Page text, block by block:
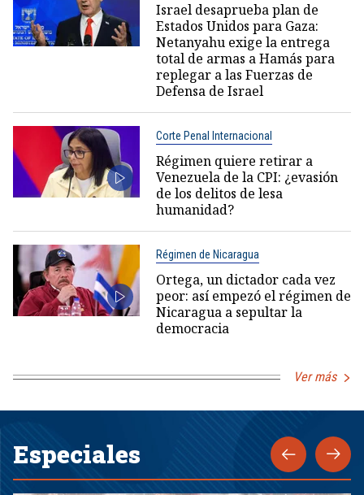
Israel desaprueba plan de
Estados Unidos para Gaza:
Netanyahu exige la entrega
total de armas a Hamás para
replegar a las Fuerzas de
Defensa de Israel
Corte Penal Internacional
Régimen quiere retirar a
Venezuela de la CPI: ¿evasión
de los delitos de lesa
humanidad?
Régimen de Nicaragua
Ortega, un dictador cada vez
peor: así empezó el régimen de
Nicaragua a sepultar la
democracia
Ver más
Especiales